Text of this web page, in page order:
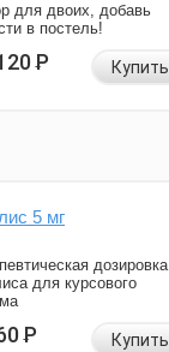
для двоих, добавь
в постель!
Р Купить
5 мг
дозировка
для курсового
Р Купить